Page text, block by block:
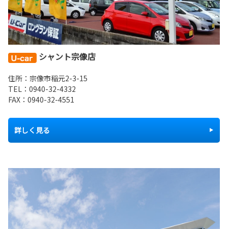
シャント宗像店
住所：宗像市稲元2-3-15
TEL： 0940-32-4332
FAX：0940-32-4551
詳しく見る